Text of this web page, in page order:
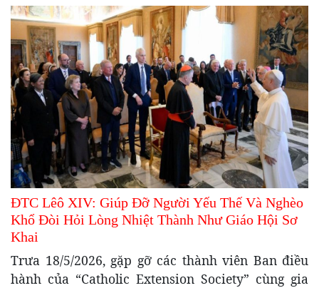
ĐTC Lêô XIV: Giúp Đỡ Người Yếu Thế Và Nghèo
Khổ Đòi Hỏi Lòng Nhiệt Thành Như Giáo Hội Sơ
Khai
Trưa 18/5/2026, gặp gỡ các thành viên Ban điều
hành của “Catholic Extension Society” cùng gia